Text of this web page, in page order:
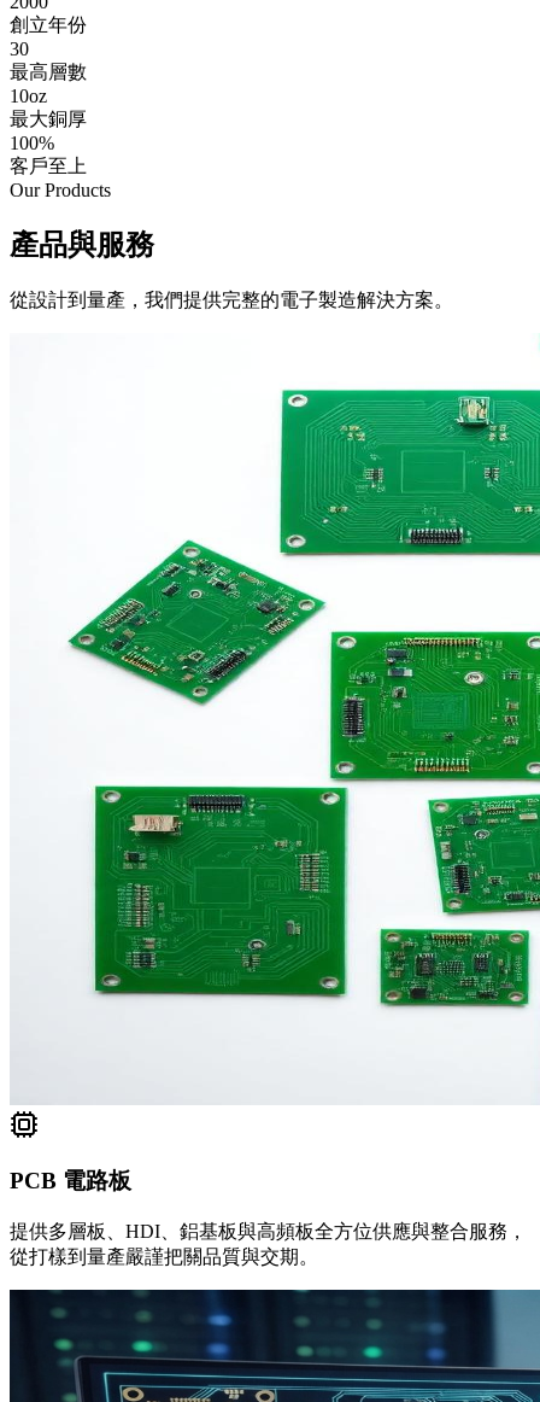
創立年份
30
最高層數
10oz
最大銅厚
100%
客戶至上
Our Products
產品與服務
從設計到量產，我們提供完整的電子製造解決方案。
PCB 電路板
提供多層板、HDI、鋁基板與高頻板全方位供應與整合服務，
從打樣到量產嚴謹把關品質與交期。